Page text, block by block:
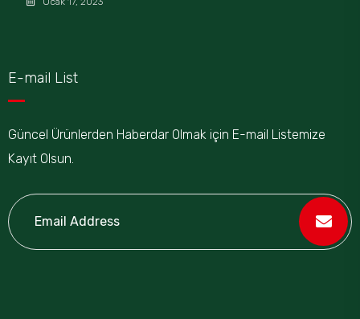
E-mail List
Güncel Ürünlerden Haberdar Olmak için E-mail Listemize
Kayıt Olsun.